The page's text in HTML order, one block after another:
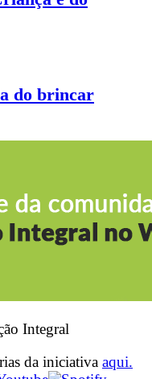
do brincar
Integral
da iniciativa aqui.